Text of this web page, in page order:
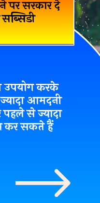
उपयोग करके
से ज्यादा आमदनी
पहले से ज्यादा
कर सकते हैं